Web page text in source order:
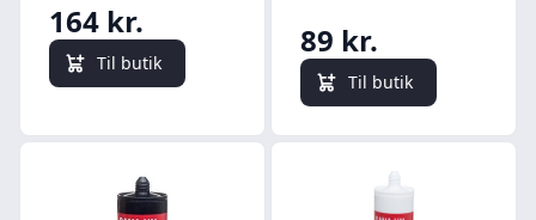
164 kr.
Til butik
89 kr.
Til butik